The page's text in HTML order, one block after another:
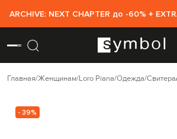
ARCHIVE: NEXT CHAPTER до -60% +
Главная Женщинам Loro Piana Одежда Свитера
- 39%